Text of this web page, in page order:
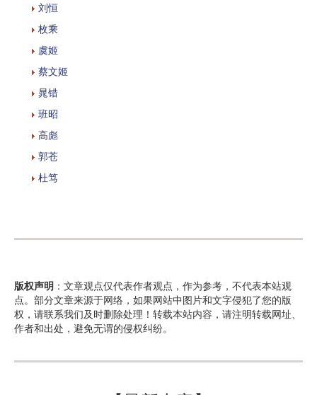
刘恒
枚乘
虞姬
蔡文姬
晁错
班昭
高彪
郭苍
杜笃
版权声明 ：文章观点仅代表作者观点，作为参考，不代表本站观
点。部分文章来源于网络，如果网站中图片和文字侵犯了您的版
权，请联系我们及时删除处理！转载本站内容，请注明转载网址、
作者和出处，避免无谓的侵权纠纷。